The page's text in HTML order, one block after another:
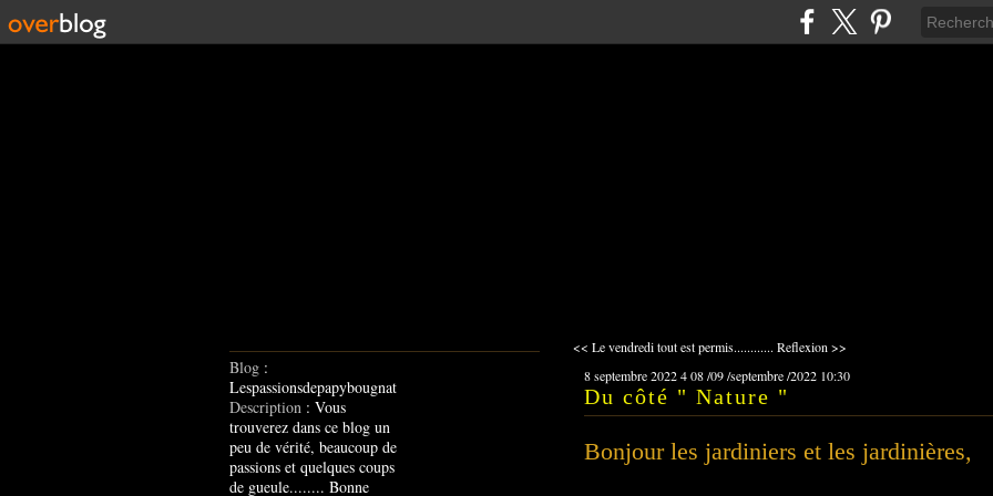
Blog :
Lespassionsdepapybougnat
Description : Vous
trouverez dans ce blog un
peu de vérité, beaucoup de
passions et quelques coups
de gueule........ Bonne
<< Le vendredi tout est permis............ Reflexion >>
8 septembre 2022408/09/septembre/2022 10:30
Du côté " Nature "
Bonjour les jardiniers et les jardinières,